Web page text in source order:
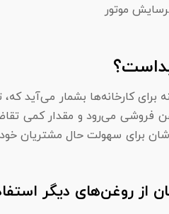
موتور
از روغن‌های دیگر